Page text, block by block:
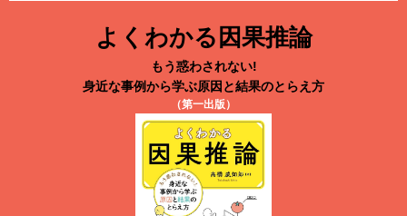
よくわかる因果推論
もう惑わされない!
身近な事例から学ぶ原因と結果のとらえ方
（第一出版）